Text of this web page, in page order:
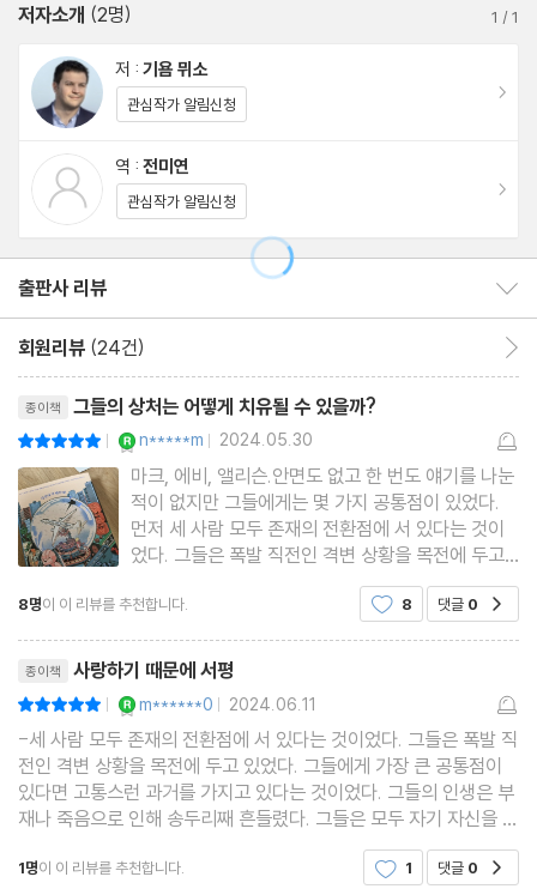
고, 국내 주요 서점에서 200주 이상 베스트셀러에 등재되었다. 기
욤 뮈소는 매년 《르 피가로》와 〈프랑스서점연합회〉에서 조사하는
베스트셀러 작가 순위에서도 8년 연속 1위를 기록했다. 2016년에
는 《당신, 거기 있어줄래요?》가 한국 영화로 제작돼 큰 화제를 불러
모았다. 2018년 작 《아가씨와 밤》이 2021년 《FR2》 방송에서 6부
작 드라마로 제작되어 인기리에 방영되었고, 그 외 다수의 소설이 영
넓은 공감과 지지를 이끌어내고 있다. 프랑스 언론은 ‘기욤 뮈소는
하나의 현상’, ‘페이지터너라는 말이 가장 잘 어울리는 작가’, ‘언제나
상상의 한계를 뛰어넘는 반전으로 독자들을 놀라게 만드는 작가’라
는 수식어를 붙여주며 찬사를 보내고 있다. 《뉴욕타임스》는 기욤 뮈
소에게 ‘서스펜스 마스터’라는 수식어를 붙여주었고, 스페인의 《엘
문도》는 ‘기욤 뮈소 현상은 여전히 계속된다’라는 말로 10년 전 프
랑스 언론의 수식어를 오마주했다.
기욤 뮈소는 20년 동안 매년 한 권씩 소설을 내고 있고, 프랑스뿐만
아니라 세계 각국에서 베스트셀러가 되고 있다. 초기에는 로맨스와
판타지가 결합된 작품들이 주를 이루었다면 근래 들어 스릴러의 비
중이 큰 편이다. 기욤 뮈소가 무려 20년 동안 변함없는 인기를 누리
고 있는 비결이라면 언제나 변신을 위한 노력을 게을리 하지 않는다
는 것이다.
《사랑하기 때문에》가 처음 출간되었을 당시 프랑스 언론은 ‘기욤 뮈
저자소개 (2명) 1 /1
저 : 기욤 뮈소
관심작가 알림신청
역 : 전미연
관심작가 알림신청
출판사 리뷰
회원리뷰 (24건)
종이책 그들의 상처는 어떻게 치유될 수 있을까?
| n*****m | 2024.05.30
마크, 에비, 앨리슨.안면도 없고 한 번도 얘기를 나눈
적이 없지만 그들에게는 몇 가지 공통점이 있었다.
먼저 세 사람 모두 존재의 전환점에 서 있다는 것이
었다. 그들은 폭발 직전인 격변 상황을 목전에 두고
있었다. 기욤 뮈소의 소설을 처음 접한 건 2014년이
었다. 『센트럴 파트』였다. 아마도 그의 열 몇 번째 작
품 쯤 되는 소설이었으니 무척이나 늦게 기욤 뮈소의
세계를 접한
8명이 이 리뷰를 추천합니다. 8 댓글 0
종이책 사랑하기 때문에 서평
| m******0 | 2024.06.11
-세 사람 모두 존재의 전환점에 서 있다는 것이었다. 그들은 폭발 직
전인 격변 상황을 목전에 두고 있었다. 그들에게 가장 큰 공통점이
있다면 고통스런 과거를 가지고 있다는 것이었다. 그들의 인생은 부
재나 죽음으로 인해 송두리째 흔들렸다. 그들은 모두 자기 자신을 희
생자이자 죄인이라 여기고 있었다. 몇 분 뒤 그들은 같은 비행기에
오르게 될 것이다. 83p-살아오는 동안 사람을
1명이 이 리뷰를 추천합니다. 1 댓글 0